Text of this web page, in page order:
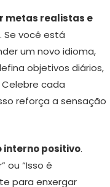
metas realistas e
. Se você está
um novo idioma,
objetivos diários,
cada
reforça a sensação
positivo.
ou “Isso é
para enxergar